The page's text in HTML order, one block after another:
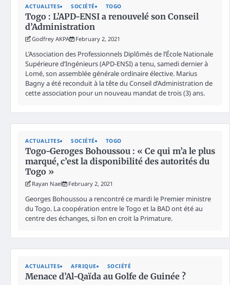
ACTUALITES SOCIÉTÉ TOGO
Togo : L’APD-ENSI a renouvelé son Conseil
d’Administration
Godfrey AKPA February 2, 2021
L’Association des Professionnels Diplômés de l’École Nationale
Supérieure d’Ingénieurs (APD-ENSI) a tenu, samedi dernier à
Lomé, son assemblée générale ordinaire élective. Marius
Bagny a été reconduit à la tête du Conseil d’Administration de
cette association pour un nouveau mandat de trois (3) ans.
ACTUALITES SOCIÉTÉ TOGO
Togo-Geroges Bohoussou : « Ce qui m’a le plus
marqué, c’est la disponibilité des autorités du
Togo »
Rayan Nael February 2, 2021
Georges Bohoussou a rencontré ce mardi le Premier ministre
du Togo. La coopération entre le Togo et la BAD ont été au
centre des échanges, si l’on en croit la Primature.
ACTUALITES AFRIQUE SOCIÉTÉ
Menace d’Al-Qaïda au Golfe de Guinée ?